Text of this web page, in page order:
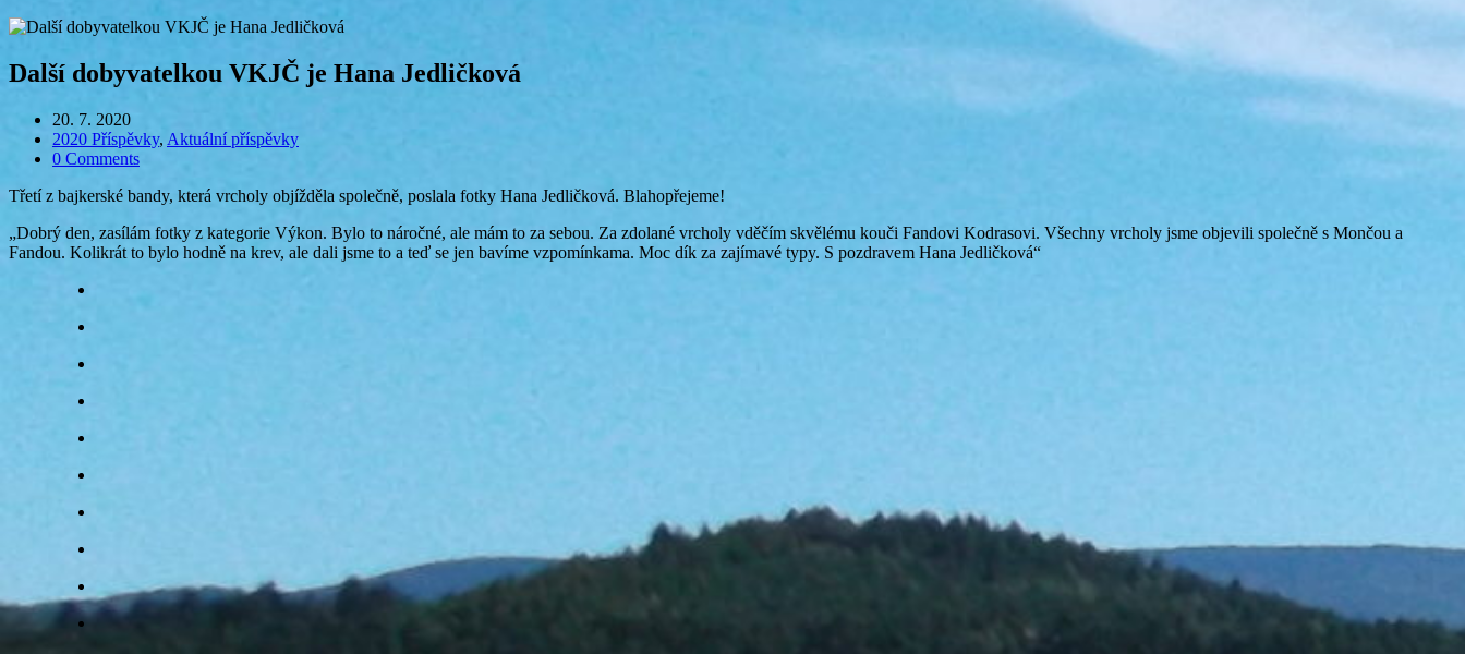
Další dobyvatelkou VKJČ je Hana Jedličková
20. 7. 2020
2020 Příspěvky, Aktuální příspěvky
0 Comments
Třetí z bajkerské bandy, která vrcholy objížděla společně, poslala fotky Hana Jedličková. Blahopřejeme!
„Dobrý den, zasílám fotky z kategorie Výkon. Bylo to náročné, ale mám to za sebou. Za zdolané vrcholy vděčím skvělému kouči Fandovi Kodrasovi. Všechny vrcholy jsme objevili společně s Mončou a
Fandou. Kolikrát to bylo hodně na krev, ale dali jsme to a teď se jen bavíme vzpomínkama. Moc dík za zajímavé typy. S pozdravem Hana Jedličková“